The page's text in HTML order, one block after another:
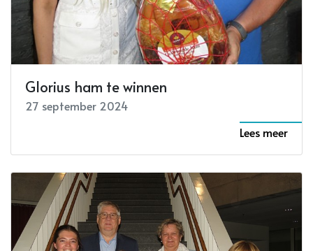
Glorius ham te winnen
27 september 2024
Lees meer